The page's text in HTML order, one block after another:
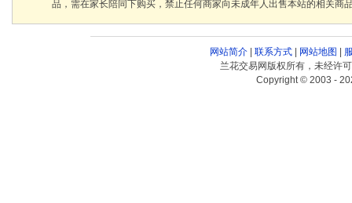
品，需在家长陪同下购买，禁止任何商家向未成年人出售本站的相关商
网站简介| 联系方式| 网站地图
兰花交易网版权所有，未经许
Copyright © 2003 -